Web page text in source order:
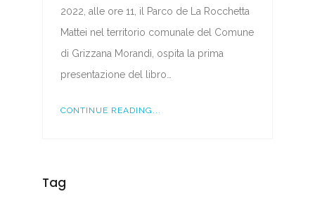
2022, alle ore 11, il Parco de La Rocchetta
Mattei nel territorio comunale del Comune
di Grizzana Morandi, ospita la prima
presentazione del libro…
CONTINUE READING...
Tag